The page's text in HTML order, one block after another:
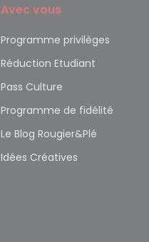
Avec vous
Programme privilèges
Réduction Etudiant
Pass Culture
Programme de fidélité
Le Blog Rougier&Plé
Idées Créatives